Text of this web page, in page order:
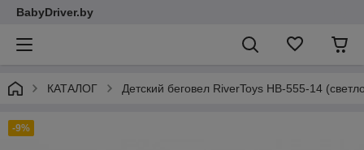
BabyDriver.by
КАТАЛОГ Детский беговел RiverToys HB-555-14
-9%